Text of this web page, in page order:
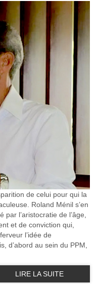
de celui pour qui la
Roland Ménil s’en
l’aristocratie de l’âge,
et de conviction qui,
l’idée de
d’abord au sein du PPM,
LIRE LA SUITE